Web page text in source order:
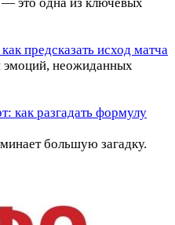
предсказать исход матча
эмоций, неожиданных
как разгадать формулу
большую загадку.